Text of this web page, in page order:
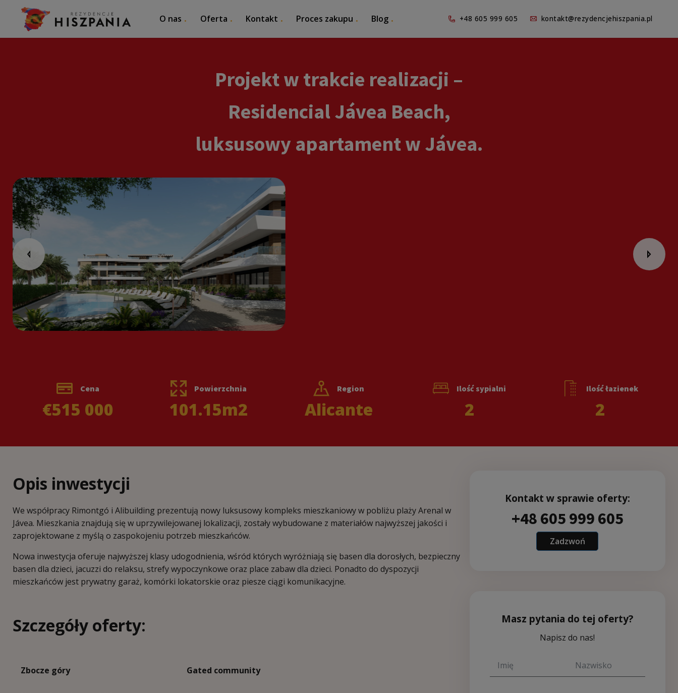
O nas Oferta Kontakt Proces zakupu Blog +48 605 999 605 kontakt@rezydencjehiszpania.pl
Projekt w trakcie realizacji –
Residencial Jávea Beach,
luksusowy apartament w Jávea.
Cena
€515 000
Powierzchnia
101.15m2
Region
Alicante
Ilość sypialni
2
Ilość łazienek
2
Opis inwestycji
We współpracy Rimontgó i Alibuilding prezentują nowy luksusowy kompleks mieszkaniowy w pobliżu plaży Arenal w
Jávea. Mieszkania znajdują się w uprzywilejowanej lokalizacji, zostały wybudowane z materiałów najwyższej jakości i
zaprojektowane z myślą o zaspokojeniu potrzeb mieszkańców.
Nowa inwestycja oferuje najwyższej klasy udogodnienia, wśród których wyróżniają się basen dla dorosłych, bezpieczny
basen dla dzieci, jacuzzi do relaksu, strefy wypoczynkowe oraz place zabaw dla dzieci. Ponadto do dyspozycji
mieszkańców jest prywatny garaż, komórki lokatorskie oraz piesze ciągi komunikacyjne.
Szczegóły oferty:
Zbocze góry Gated community
Kontakt w sprawie oferty:
+48 605 999 605
Zadzwoń
Masz pytania do tej oferty?
Napisz do nas!